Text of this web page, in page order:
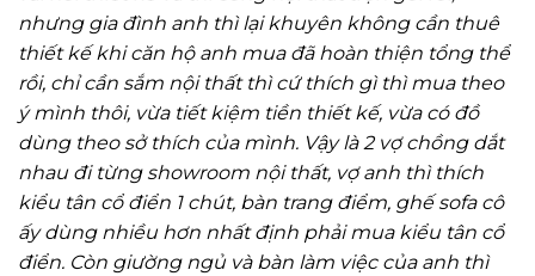
nhưng gia đình anh thì lại khuyên không cần thuê
thiết kế khi căn hộ anh mua đã hoàn thiện tổng thể
rồi, chỉ cần sắm nội thất thì cứ thích gì thì mua theo
ý mình thôi, vừa tiết kiệm tiền thiết kế, vừa có đồ
dùng theo sở thích của mình. Vậy là 2 vợ chồng dắt
nhau đi từng showroom nội thất, vợ anh thì thích
kiểu tân cổ điển 1 chút, bàn trang điểm, ghế sofa cô
ấy dùng nhiều hơn nhất định phải mua kiểu tân cổ
điển. Còn giường ngủ và bàn làm việc của anh thì